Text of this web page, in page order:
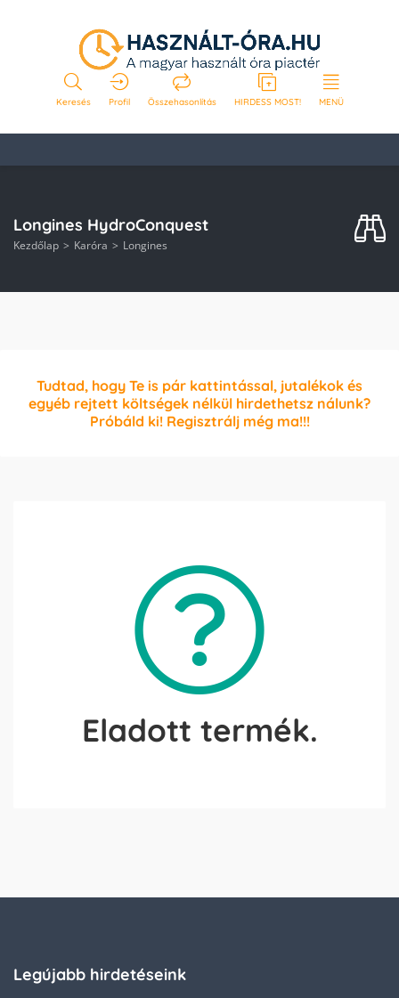
Keresés Profil Összehasonlítás HIRDESS MOST! MENÜ
Longines HydroConquest
Kezdőlap Karóra Longines
Tudtad, hogy Te is pár kattintással, jutalékok és
egyéb rejtett költségek nélkül hirdethetsz nálunk?
Próbáld ki! Regisztrálj még ma!!!
Eladott termék.
Legújabb hirdetéseink